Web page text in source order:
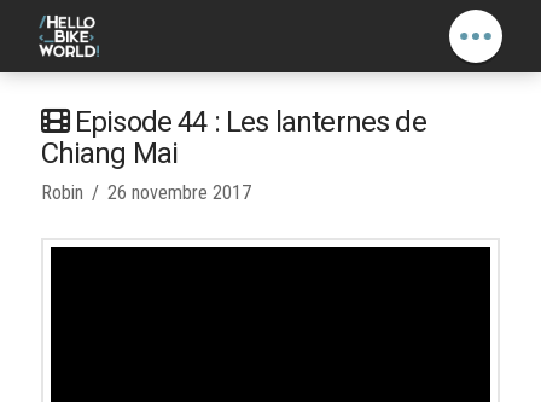
Episode 44 : Les lanternes de
Chiang Mai
Robin 26 novembre 2017